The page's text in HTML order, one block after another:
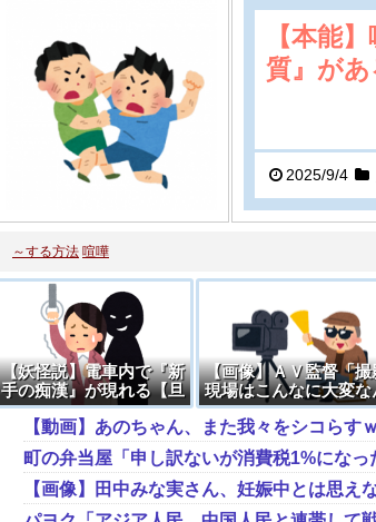
【本能
質』が
2025/9/4
～する方法 喧嘩
【妖怪説】電車内で『新
手の痴漢』が現れる【旦
那説】
【画像】ＡＶ監督「撮
現場はこんなに大変な
です。それでも無料で
ますか？」
町の弁当屋「申し訳ないが消費税1%になっ
【画像】田中みな実さん、妊娠中とは思え